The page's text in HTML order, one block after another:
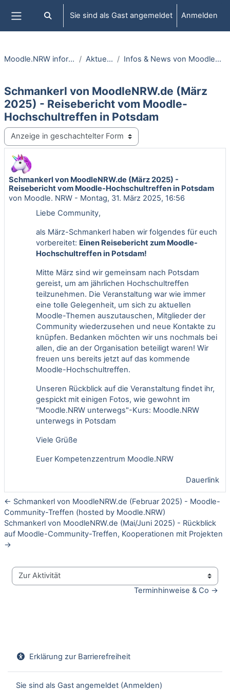
Website-Übersicht
Sucheingabe umschalten
Sie sind als Gast angemeldet Anmelden
Moodle.NRW informiert Aktuelles Infos & News von MoodleNRW.de
Schmankerl von MoodleNRW.de (März
2025) - Reisebericht vom Moodle-
Hochschultreffen in Potsdam
Anzeigemodus
Schmankerl von MoodleNRW.de (März 2025) -
Reisebericht vom Moodle-Hochschultreffen in Potsdam
von Moodle. NRW - Montag, 31. März 2025, 16:56
Anzahl Antworten: 0
Liebe Community,
als März-Schmankerl haben wir folgendes für euch
vorbereitet: Einen Reisebericht zum Moodle-
Hochschultreffen in Potsdam!
Mitte März sind wir gemeinsam nach Potsdam
gereist, um am jährlichen Hochschultreffen
teilzunehmen. Die Veranstaltung war wie immer
eine tolle Gelegenheit, um sich zu aktuellen
Moodle-Themen auszutauschen, Mitglieder der
Community wiederzusehen und neue Kontakte zu
knüpfen. Bedanken möchten wir uns nochmals bei
allen, die an der Organisation beteiligt waren! Wir
freuen uns bereits jetzt auf das kommende
Moodle-Hochschultreffen.
Unseren Rückblick auf die Veranstaltung findet ihr,
gespickt mit einigen Fotos, wie gewohnt im
"Moodle.NRW unterwegs"-Kurs: Moodle.NRW
unterwegs in Potsdam
Viele Grüße
Euer Kompetenzzentrum Moodle.NRW
Dauerlink
← Schmankerl von MoodleNRW.de (Februar 2025) - Moodle-
Community-Treffen (hosted by Moodle.NRW)
Schmankerl von MoodleNRW.de (Mai/Juni 2025) - Rückblick
auf Moodle-Community-Treffen, Kooperationen mit Projekten
→
Zur Aktivität
Terminhinweise & Co →
Erklärung zur Barrierefreiheit
Sie sind als Gast angemeldet (Anmelden)